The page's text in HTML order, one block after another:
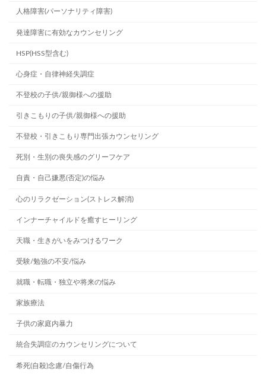
人格障害(パーソナリティ障害)
発達障害に有効なカウンセリング
HSP(HSS型含む)
心身症・自律神経失調症
不登校の子供/親御様への援助
引きこもりの子供/親御様への援助
不登校・引きこもり専門出張カウンセリング
死別・生別の喪失感のグリーフケア
自責・自己嫌悪(否定)の悩み
心のリラクゼーション(ストレス解消)
インナーチャイルドを癒すヒーリング
天職・生きがいをみつけるワーク
受験/勉強の不安/悩み
就職・転職・独立や将来の悩み
家族療法
子供の家庭内暴力
統合失調症のカウンセリングについて
希死(自殺)念慮/自傷行為